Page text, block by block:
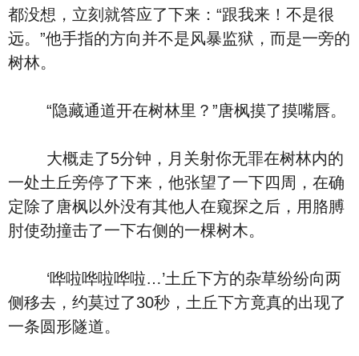
都没想，立刻就答应了下来：“跟我来！不是很
远。”他手指的方向并不是风暴监狱，而是一旁的
树林。
“隐藏通道开在树林里？”唐枫摸了摸嘴唇。
大概走了5分钟，月关射你无罪在树林内的
一处土丘旁停了下来，他张望了一下四周，在确
定除了唐枫以外没有其他人在窥探之后，用胳膊
肘使劲撞击了一下右侧的一棵树木。
‘哗啦哗啦哗啦…’土丘下方的杂草纷纷向两
侧移去，约莫过了30秒，土丘下方竟真的出现了
一条圆形隧道。